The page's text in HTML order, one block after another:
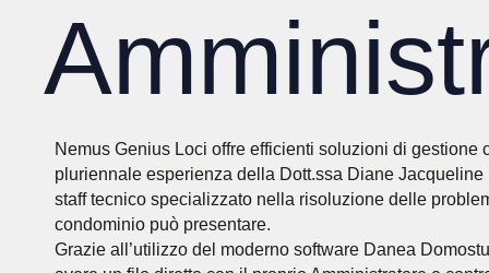
Nemus Genius Loci offre efficienti soluzioni di gestione
pluriennale esperienza della Dott.ssa Diane
staff tecnico specializzato nella risoluzione delle
condominio può presentare.
Grazie all’utilizzo del moderno software Danea